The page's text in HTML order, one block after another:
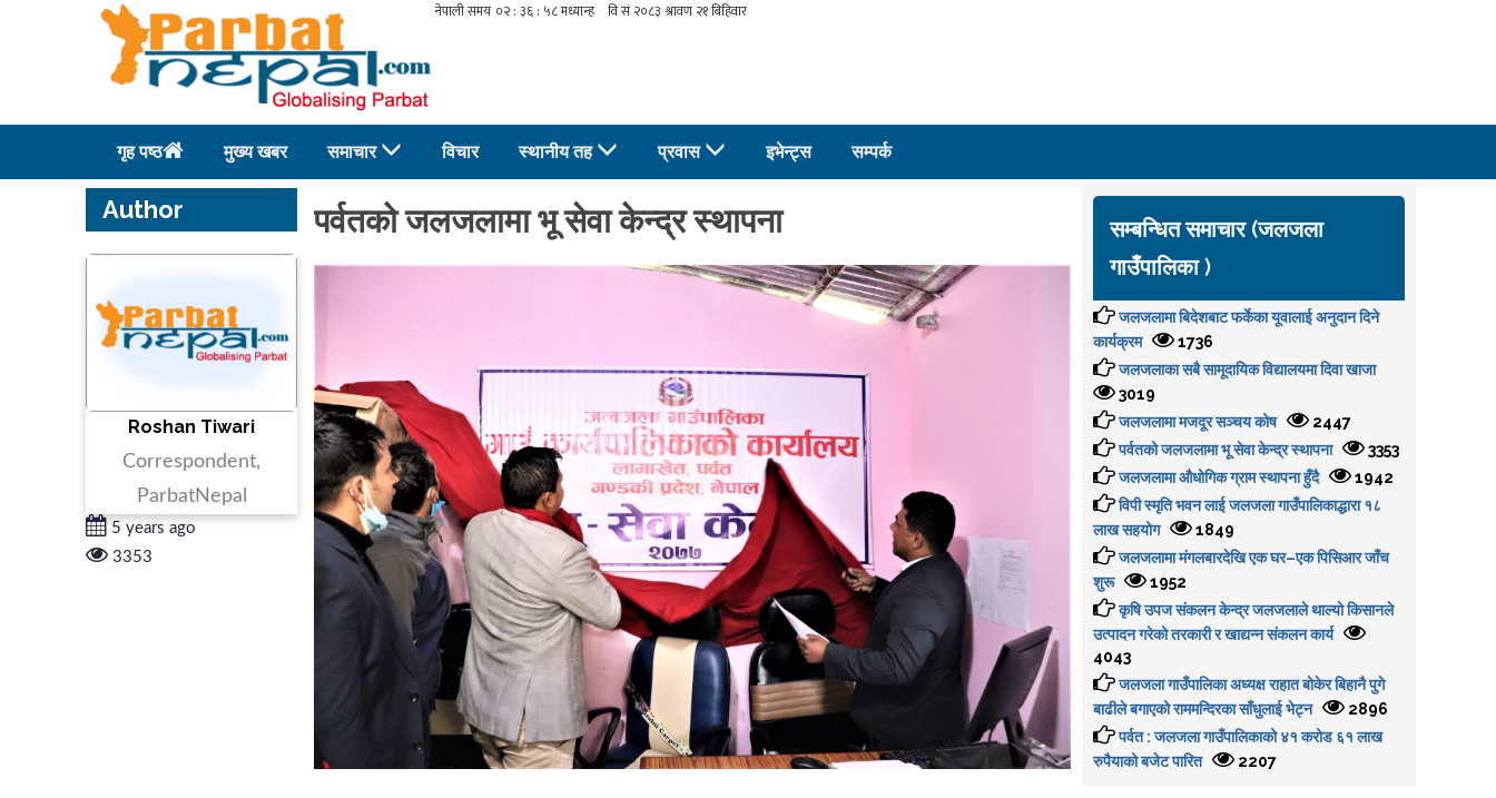
गृह पष्ठ मुख्य खबर समाचार विचार स्थानीय तह प्रवास इभेन्ट्स सम्पर्क
Author
Roshan Tiwari
Correspondent,
ParbatNepal
5 years ago
3353
पर्वतको जलजलामा भू सेवा केन्द्र स्थापना
सम्बन्धित समाचार (जलजला
गाउँपालिका )
जलजलामा बिदेशबाट फर्केका यूवालाई अनुदान दिने
कार्यक्रम
1736
जलजलाका सबै सामूदायिक विद्यालयमा दिवा खाजा
3019
जलजलामा मजदूर सञ्चय कोष
2447
पर्वतको जलजलामा भू सेवा केन्द्र स्थापना
3353
जलजलामा औधोगिक ग्राम स्थापना हुँदै
1942
विपी स्मृति भवन लाई जलजला गाउँपालिकाद्धारा १८
लाख सहयोग
1849
जलजलामा मंगलबारदेखि एक घर–एक पिसिआर जाँच
शुरू
1952
कृषि उपज संकलन केन्द्र जलजलाले थाल्यो किसानले
उत्पादन गरेको तरकारी र खाद्यन्न संकलन कार्य
4043
जलजला गाउँपालिका अध्यक्ष राहात बोकेर बिहानै पुगे
बाढीले बगाएको राममन्दिरका साँधुलाई भेट्न
2896
पर्वत : जलजला गाउँपालिकाको ४१ करोड ६१ लाख
रुपैयाको बजेट पारित
2207